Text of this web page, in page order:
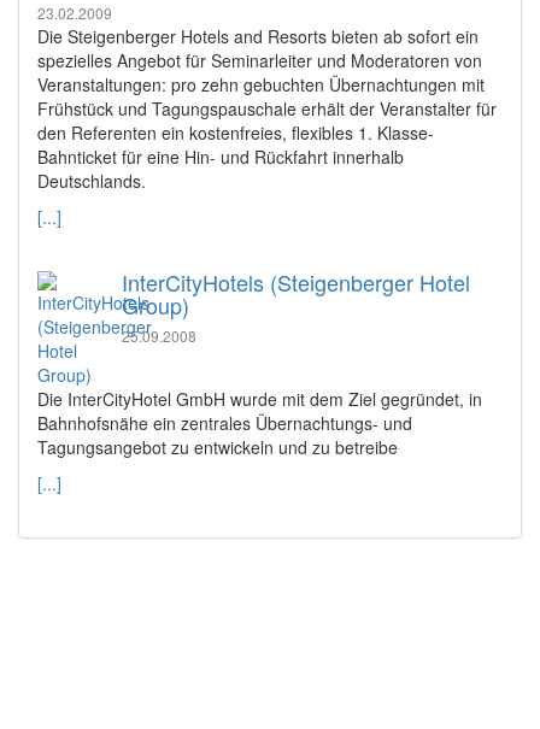
23.02.2009
Die Steigenberger Hotels and Resorts bieten ab sofort ein
spezielles Angebot für Seminarleiter und Moderatoren von
Veranstaltungen: pro zehn gebuchten Übernachtungen mit
Frühstück und Tagungspauschale erhält der Veranstalter für
den Referenten ein kostenfreies, flexibles 1. Klasse-
Bahnticket für eine Hin- und Rückfahrt innerhalb
Deutschlands.
[...]
InterCityHotels (Steigenberger Hotel
Group)
25.09.2008
Die InterCityHotel GmbH wurde mit dem Ziel gegründet, in
Bahnhofsnähe ein zentrales Übernachtungs- und
Tagungsangebot zu entwickeln und zu betreibe
[...]